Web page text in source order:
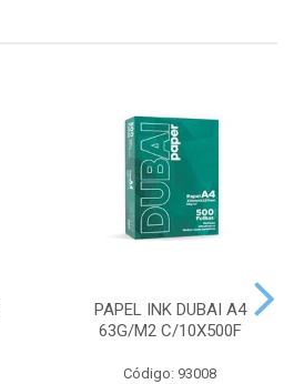
PAPEL INK DUBAI A4
63G/M2 C/10X500F
Código: 93008